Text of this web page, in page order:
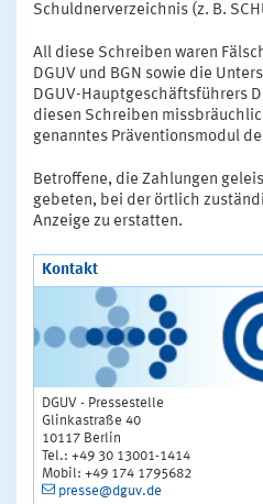
Schuldnerverzeichnis (z. B.
All diese Schreiben waren
DGUV und BGN sowie die
DGUV-Hauptgeschäftsführers
diesen Schreiben
genanntes Präventionsmodul
Betroffene, die Zahlungen
gebeten, bei der örtlich
Anzeige zu erstatten.
Kontakt
DGUV - Pressestelle
Glinkastraße 40
10117 Berlin
Tel.: +49 30 13001-1414
Mobil: +49 174 1795682
presse@dguv.de